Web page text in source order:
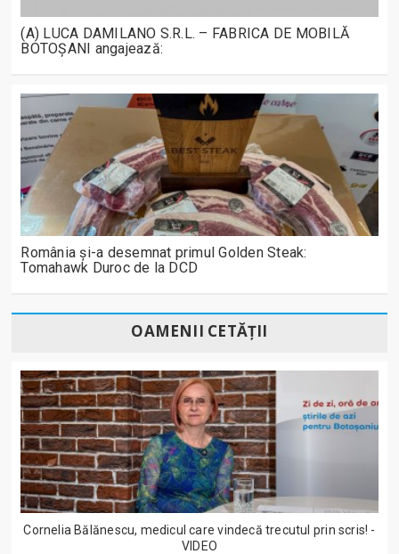
(A) LUCA DAMILANO S.R.L. – FABRICA DE MOBILĂ
BOTOȘANI angajează:
România și-a desemnat primul Golden Steak:
Tomahawk Duroc de la DCD
OAMENII CETĂȚII
Cornelia Bălănescu, medicul care vindecă trecutul prin scris! -
VIDEO